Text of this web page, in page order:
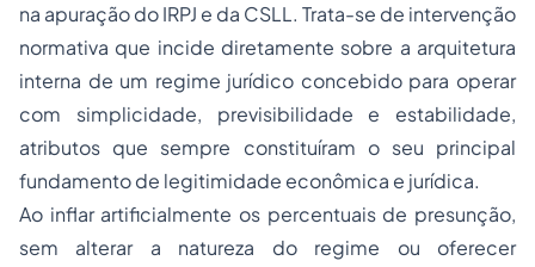
na apuração do IRPJ e da CSLL. Trata-se de intervenção
normativa que incide diretamente sobre a arquitetura
interna de um regime jurídico concebido para operar
com simplicidade, previsibilidade e estabilidade,
atributos que sempre constituíram o seu principal
fundamento de legitimidade econômica e jurídica.
Ao inflar artificialmente os percentuais de presunção,
sem alterar a natureza do regime ou oferecer